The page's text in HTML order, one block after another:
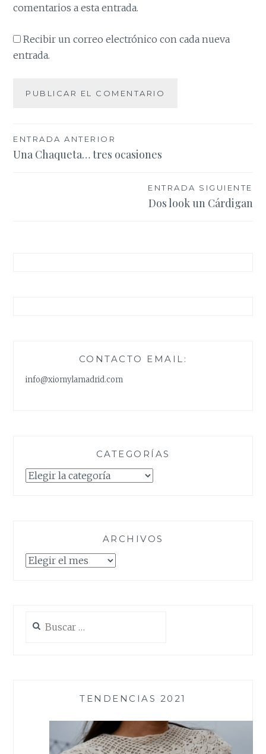
comentarios a esta entrada.
Recibir un correo electrónico con cada nueva
entrada.
Navegación
de
ENTRADA ANTERIOR
Una Chaqueta… tres ocasiones
ENTRADA SIGUIENTE
Dos look un Cárdigan
CONTACTO EMAIL:
info@xiomylamadrid.com
CATEGORÍAS
Categorías
ARCHIVOS
Archivos
TENDENCIAS 2021